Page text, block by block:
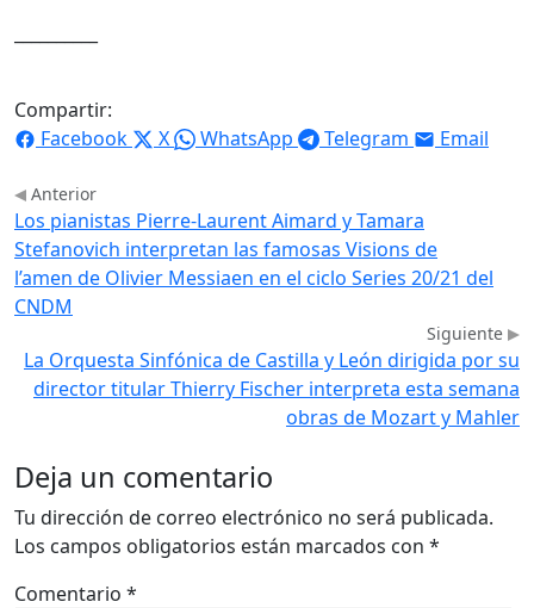
Compartir:
Facebook
X WhatsApp Telegram Email
Anterior
Los pianistas Pierre-Laurent Aimard y Tamara
Stefanovich interpretan las famosas Visions de
l’amen de Olivier Messiaen en el ciclo Series 20/21 del
CNDM
Siguiente
La Orquesta Sinfónica de Castilla y León dirigida por su
director titular Thierry Fischer interpreta esta semana
obras de Mozart y Mahler
Deja un comentario
Tu dirección de correo electrónico no será publicada.
Los campos obligatorios están marcados con *
Comentario *